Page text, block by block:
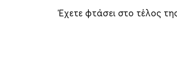
Έχετε φτάσει στο τέλος